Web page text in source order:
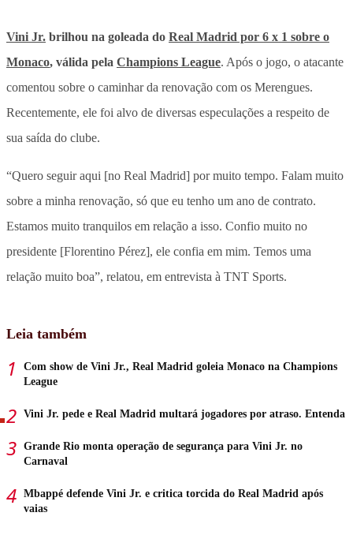
Vini Jr. brilhou na goleada do Real Madrid por 6 x 1 sobre o
Monaco, válida pela Champions League. Após o jogo, o atacante
comentou sobre o caminhar da renovação com os Merengues.
Recentemente, ele foi alvo de diversas especulações a respeito de
sua saída do clube.
“Quero seguir aqui [no Real Madrid] por muito tempo. Falam muito
sobre a minha renovação, só que eu tenho um ano de contrato.
Estamos muito tranquilos em relação a isso. Confio muito no
presidente [Florentino Pérez], ele confia em mim. Temos uma
relação muito boa”, relatou, em entrevista à TNT Sports.
Leia também
Com show de Vini Jr., Real Madrid goleia Monaco na Champions
League
Vini Jr. pede e Real Madrid multará jogadores por atraso. Entenda
Grande Rio monta operação de segurança para Vini Jr. no
Carnaval
Mbappé defende Vini Jr. e critica torcida do Real Madrid após
vaias